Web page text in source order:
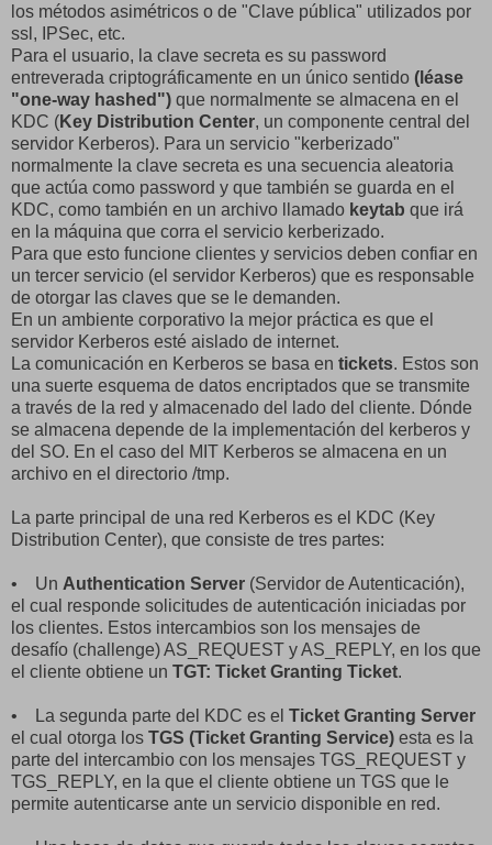
los métodos asimétricos o de "Clave pública" utilizados por
ssl, IPSec, etc.
Para el usuario, la clave secreta es su password
entreverada criptográficamente en un único sentido (léase
"one-way hashed") que normalmente se almacena en el
KDC (Key Distribution Center, un componente central del
servidor Kerberos). Para un servicio "kerberizado"
normalmente la clave secreta es una secuencia aleatoria
que actúa como password y que también se guarda en el
KDC, como también en un archivo llamado keytab que irá
en la máquina que corra el servicio kerberizado.
Para que esto funcione clientes y servicios deben confiar en
un tercer servicio (el servidor Kerberos) que es responsable
de otorgar las claves que se le demanden.
En un ambiente corporativo la mejor práctica es que el
servidor Kerberos esté aislado de internet.
La comunicación en Kerberos se basa en tickets. Estos son
una suerte esquema de datos encriptados que se transmite
a través de la red y almacenado del lado del cliente. Dónde
se almacena depende de la implementación del kerberos y
del SO. En el caso del MIT Kerberos se almacena en un
archivo en el directorio /tmp.
La parte principal de una red Kerberos es el KDC (Key
Distribution Center), que consiste de tres partes:
• Un Authentication Server (Servidor de Autenticación),
el cual responde solicitudes de autenticación iniciadas por
los clientes. Estos intercambios son los mensajes de
desafío (challenge) AS_REQUEST y AS_REPLY, en los que
el cliente obtiene un TGT: Ticket Granting Ticket.
• La segunda parte del KDC es el Ticket Granting Server
el cual otorga los TGS (Ticket Granting Service) esta es la
parte del intercambio con los mensajes TGS_REQUEST y
TGS_REPLY, en la que el cliente obtiene un TGS que le
permite autenticarse ante un servicio disponible en red.